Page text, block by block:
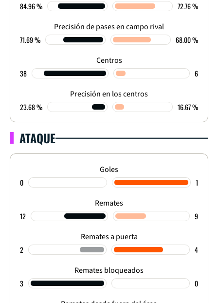
84.96 % 72.76 %
Precisión de pases en campo rival
71.69 % 68.00 %
Centros
38 6
Precisión en los centros
23.68 % 16.67 %
ATAQUE
Goles
0 1
Remates
12 9
Remates a puerta
2 4
Remates bloqueados
3 0